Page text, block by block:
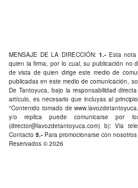
MENSAJE DE LA DIRECCIÓN:1.- Esta nota
quien la firma, por lo cual, su publicación no
de vista de quien dirige este medio de
publicadas en este medio de comunicación,
De Tantoyuca, bajo la responsabilidad
artículo, es necesario que incluyas al
"Contenido tomado de
y/o replica puede comunicarse por
(director@lavozdetantoyuca.com) b): Via
Contacto 5.- Para promocionarse con
Reservados © 2026